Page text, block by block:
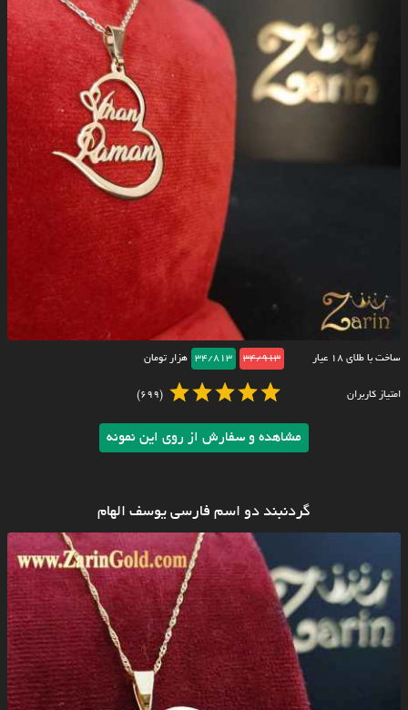
ساخت با طلای ۱۸ عیار 34/913
34/813 هزار تومان
امتیاز کاربران (699)
مشاهده و سفارش از روی این نمونه
گردنبند دو اسم فارسی یوسف الهام